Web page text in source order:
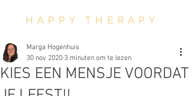
HAPPY THERAPY
KIES EEN MENSJE VOORDAT
Marga Hogenhuis
30 nov 2020 3 minuten om te lezen